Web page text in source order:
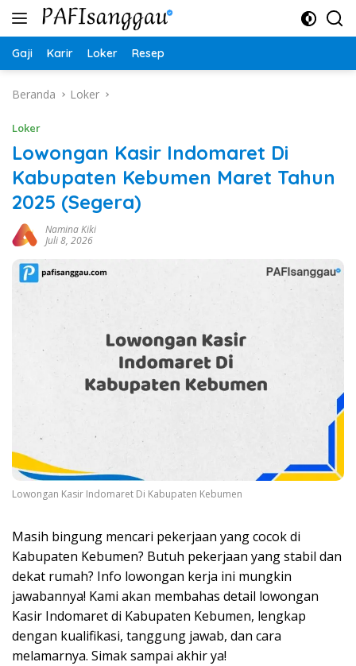
Langsung
Gaji Karir Loker Resep
Beranda Loker
Loker
Lowongan Kasir Indomaret Di
Kabupaten Kebumen Maret Tahun
2025 (Segera)
Namina Kiki
Juli 8, 2026
Lowongan Kasir Indomaret Di Kabupaten Kebumen
Masih bingung mencari pekerjaan yang cocok di
Kabupaten Kebumen? Butuh pekerjaan yang stabil dan
dekat rumah? Info lowongan kerja ini mungkin
jawabannya! Kami akan membahas detail lowongan
Kasir Indomaret di Kabupaten Kebumen, lengkap
dengan kualifikasi, tanggung jawab, dan cara
melamarnya. Simak sampai akhir ya!